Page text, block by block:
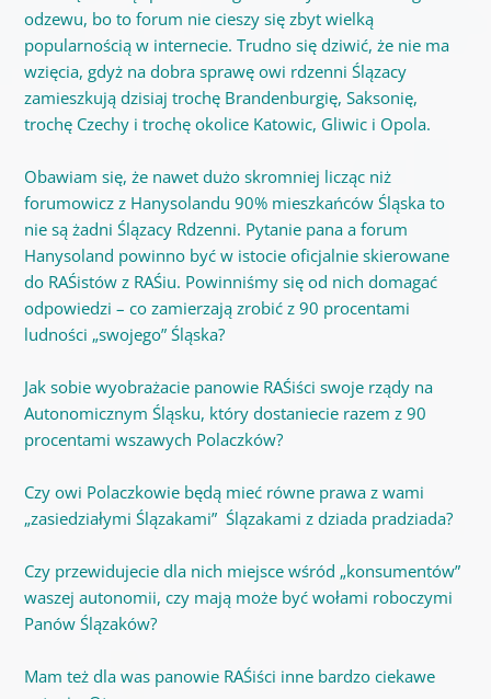
odzewu, bo to forum nie cieszy się zbyt wielką
popularnością w internecie. Trudno się dziwić, że nie ma
wzięcia, gdyż na dobra sprawę owi rdzenni Ślązacy
zamieszkują dzisiaj trochę Brandenburgię, Saksonię,
trochę Czechy i trochę okolice Katowic, Gliwic i Opola.
Obawiam się, że nawet dużo skromniej licząc niż
forumowicz z Hanysolandu 90% mieszkańców Śląska to
nie są żadni Ślązacy Rdzenni. Pytanie pana a forum
Hanysoland powinno być w istocie oficjalnie skierowane
do RAŚistów z RAŚiu. Powinniśmy się od nich domagać
odpowiedzi – co zamierzają zrobić z 90 procentami
ludności „swojego” Śląska?
Jak sobie wyobrażacie panowie RAŚiści swoje rządy na
Autonomicznym Śląsku, który dostaniecie razem z 90
procentami wszawych Polaczków?
Czy owi Polaczkowie będą mieć równe prawa z wami
„zasiedziałymi Ślązakami” Ślązakami z dziada pradziada?
Czy przewidujecie dla nich miejsce wśród „konsumentów”
waszej autonomii, czy mają może być wołami roboczymi
Panów Ślązaków?
Mam też dla was panowie RAŚiści inne bardzo ciekawe